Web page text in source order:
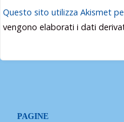
Questo sito utilizza Akismet
vengono elaborati i dati
PAGINE